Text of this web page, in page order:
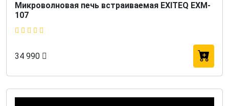
Микроволновая печь встраиваемая EXITEQ EXM-
107
34 990